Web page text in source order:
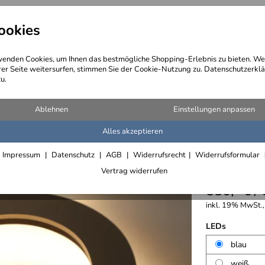
Cookies, um Ihnen das bestmögliche Shopping-Erlebnis zu bieten.
Seite weitersurfen, stimmen Sie der Cookie-Nutzung zu.
Ablehnen Einstellungen anpassen
Alles akzeptieren
Impressum Datenschutz AGB Widerrufsrecht
Widerrufsformular
Vertrag widerrufen
Wegebeschreibung @
mit
580,- € /
inkl. 19%
LEDs
blau